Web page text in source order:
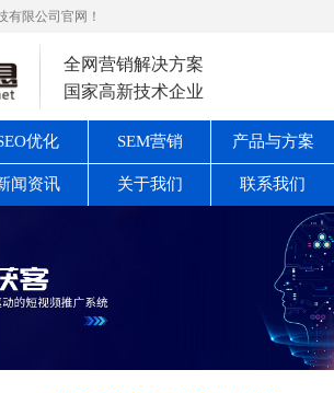
有限公司官网！
全网营销解决方案
国家高新技术企业
优化 SEM营销 产品与方案
闻资讯 关于我们 联系我们